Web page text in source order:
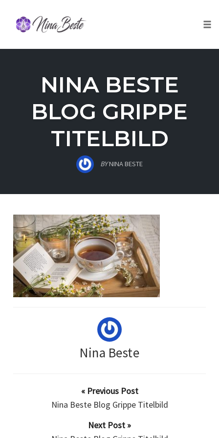
content
NINA BESTE
BLOG GRIPPE
TITELBILD
BYNINA BESTE
Nina Beste
« Previous Post
Nina Beste Blog Grippe Titelbild
Next Post »